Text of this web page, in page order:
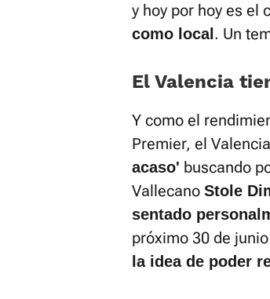
y hoy por hoy es el
como local . Un
El Valencia
Y como el
Premier, el
acaso' buscando
Vallecano Stole
sentado
próximo 30 de
la idea de poder